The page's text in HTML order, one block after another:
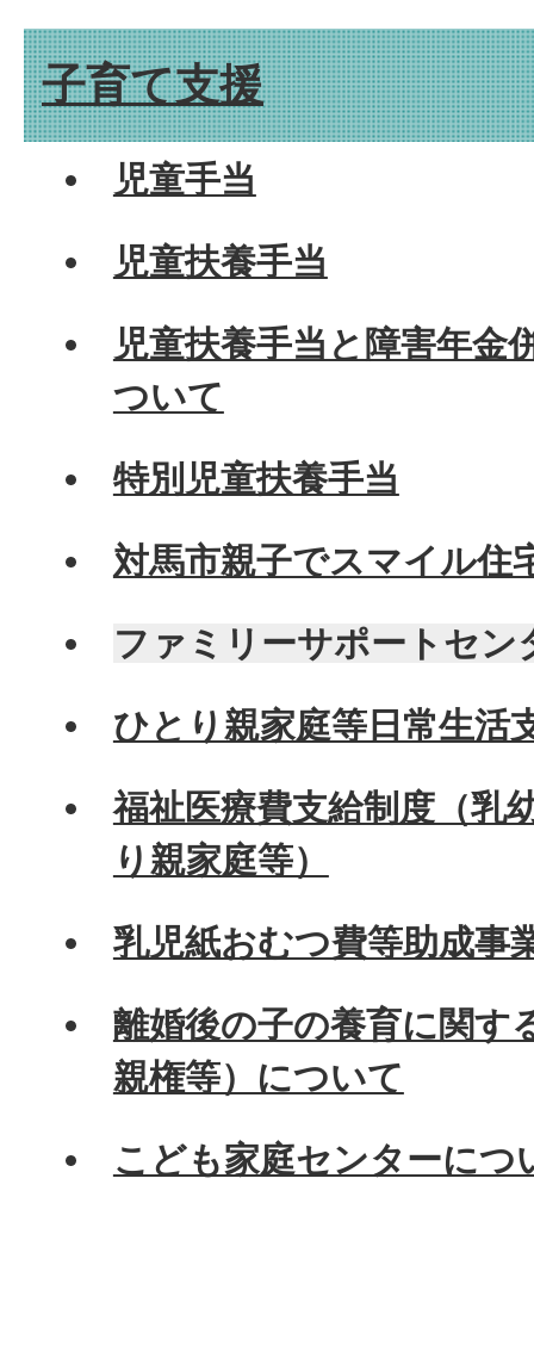
子育て支援
児童手当
児童扶養手当
児童扶養手当と障害年金
ついて
特別児童扶養手当
対馬市親子でスマイル住
ファミリーサポートセン
ひとり親家庭等日常生活
福祉医療費支給制度（乳
り親家庭等）
乳児紙おむつ費等助成事
離婚後の子の養育に関す
親権等）について
こども家庭センターにつ